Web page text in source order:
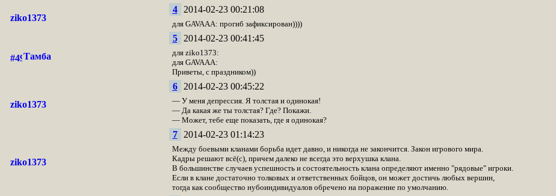
ziko1373
4 2014-02-23 00:21:08
для GAVAAA: прогиб зафиксирован))))
Тамба
5 2014-02-23 00:41:45
для ziko1373:
для GAVAAA:
Приветы, с праздником))
ziko1373
6 2014-02-23 00:45:22
— У меня депрессия. Я толстая и одинокая!
— Да какая же ты толстая? Где? Покажи.
— Может, тебе еще показать, где я одинокая?
ziko1373
7 2014-02-23 01:14:23
Между боевыми кланами борьба идет давно, и никогда не закончится. Закон игрового мира.
Кадры решают всё(с), причем далеко не всегда это верхушка клана.
В большинстве случаев успешность и состоятельность клана определяют именно "рядовые" игроки.
Если в клане достаточно толковых и ответственных бойцов, он может достичь любых вершин,
тогда как сообщество нубоиндивидуалов обречено на поражение по умолчанию.